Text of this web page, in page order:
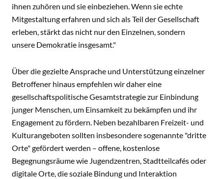
ihnen zuhören und sie einbeziehen. Wenn sie echte
Mitgestaltung erfahren und sich als Teil der Gesellschaft
erleben, stärkt das nicht nur den Einzelnen, sondern
unsere Demokratie insgesamt."
Über die gezielte Ansprache und Unterstützung einzelner
Betroffener hinaus empfehlen wir daher eine
gesellschaftspolitische Gesamtstrategie zur Einbindung
junger Menschen, um Einsamkeit zu bekämpfen und ihr
Engagement zu fördern. Neben bezahlbaren Freizeit- und
Kulturangeboten sollten insbesondere sogenannte "dritte
Orte" gefördert werden – offene, kostenlose
Begegnungsräume wie Jugendzentren, Stadtteilcafés oder
digitale Orte, die soziale Bindung und Interaktion